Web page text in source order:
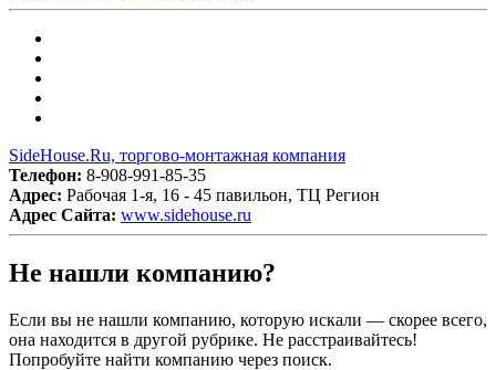
SideHouse.Ru, торгово-монтажная компания
Телефон: 8-908-991-85-35
Адрес: Рабочая 1-я, 16 - 45 павильон, ТЦ Регион
Адрес Сайта: www.sidehouse.ru
Не нашли компанию?
Если вы не нашли компанию, которую искали — скорее всего,
она находится в другой рубрике. Не расстраивайтесь!
Попробуйте найти компанию через поиск.